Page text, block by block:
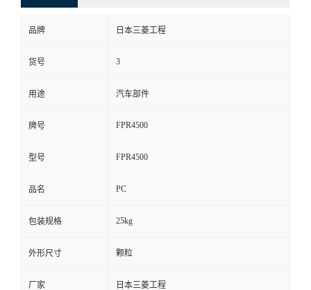
品牌 日本三菱工程
货号 3
用途 汽车部件
牌号 FPR4500
型号 FPR4500
品名 PC
包装规格 25kg
外形尺寸 颗粒
厂家 日本三菱工程